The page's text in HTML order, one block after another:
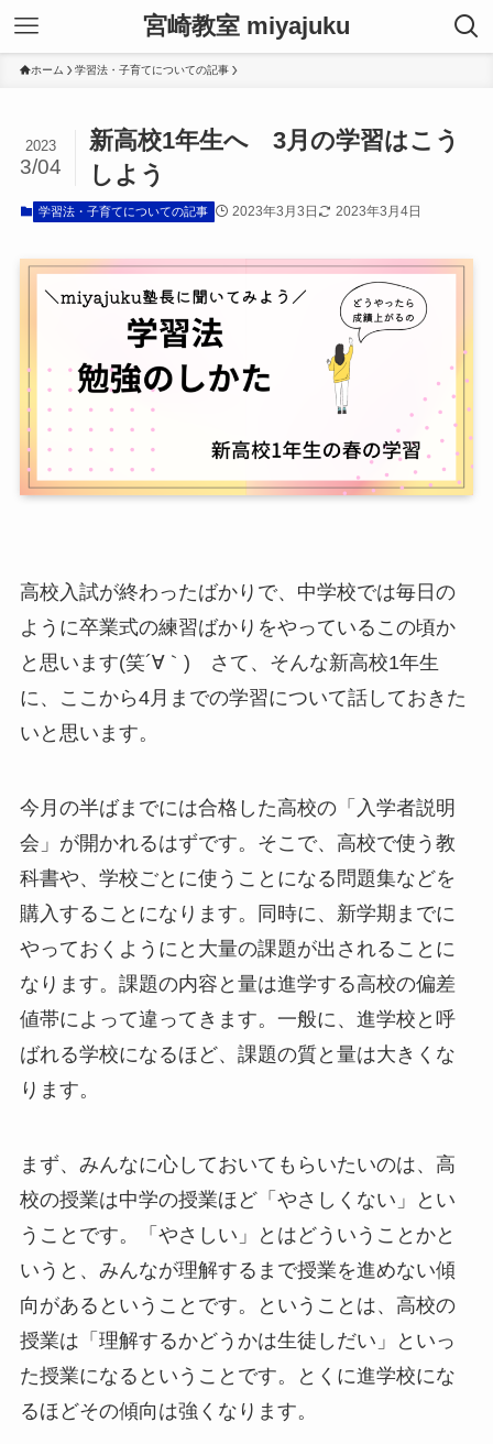
宮崎教室 miyajuku
ホーム 学習法・子育てについての記事
新高校1年生へ 3月の学習はこう
しよう
2023
3/04
学習法・子育てについての記事 2023年3月3日 2023年3月4日
高校入試が終わったばかりで、中学校では毎日の
ように卒業式の練習ばかりをやっているこの頃か
と思います(笑´∀｀) さて、そんな新高校1年生
に、ここから4月までの学習について話しておきた
いと思います。
今月の半ばまでには合格した高校の「入学者説明
会」が開かれるはずです。そこで、高校で使う教
科書や、学校ごとに使うことになる問題集などを
購入することになります。同時に、新学期までに
やっておくようにと大量の課題が出されることに
なります。課題の内容と量は進学する高校の偏差
値帯によって違ってきます。一般に、進学校と呼
ばれる学校になるほど、課題の質と量は大きくな
ります。
まず、みんなに心しておいてもらいたいのは、高
校の授業は中学の授業ほど「やさしくない」とい
うことです。「やさしい」とはどういうことかと
いうと、みんなが理解するまで授業を進めない傾
向があるということです。ということは、高校の
授業は「理解するかどうかは生徒しだい」といっ
た授業になるということです。とくに進学校にな
るほどその傾向は強くなります。